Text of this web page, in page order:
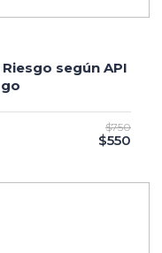
según API
$750
$550